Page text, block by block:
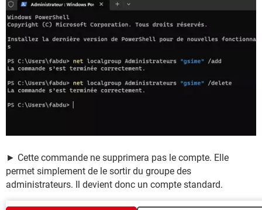
► Cette commande ne supprimera pas le compte. Elle
permet simplement de le sortir du groupe des
administrateurs. Il devient donc un compte standard.